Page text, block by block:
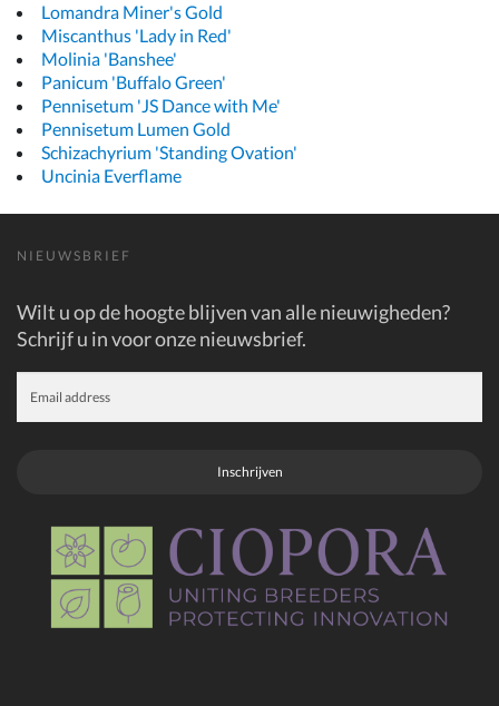
Lomandra Miner's Gold
Miscanthus 'Lady in Red'
Molinia 'Banshee'
Panicum 'Buffalo Green'
Pennisetum 'JS Dance with Me'
Pennisetum Lumen Gold
Schizachyrium 'Standing Ovation'
Uncinia Everflame
NIEUWSBRIEF
Wilt u op de hoogte blijven van alle nieuwigheden?
Schrijf u in voor onze nieuwsbrief.
Inschrijven